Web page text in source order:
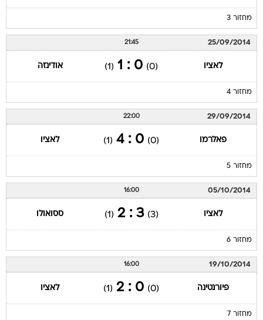
מחזור 3
25/09/2014
21:45
לאציו (0)
0 : 1
(1) אודינזה
מחזור 4
29/09/2014
22:00
פאלרמו (0)
0 : 4
(1) לאציו
מחזור 5
05/10/2014
16:00
לאציו (3)
3 : 2
(1) ססואולו
מחזור 6
19/10/2014
16:00
פיורנטינה (0)
0 : 2
(1) לאציו
מחזור 7